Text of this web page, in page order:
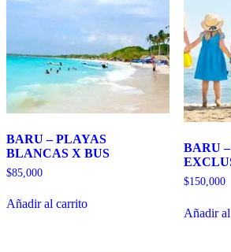
BARU – PLAYAS
BLANCAS X BUS
$85,000
Añadir al carrito
BARU
$150,000
Añadir